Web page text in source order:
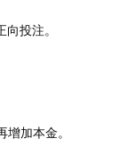
投注。
加本金。